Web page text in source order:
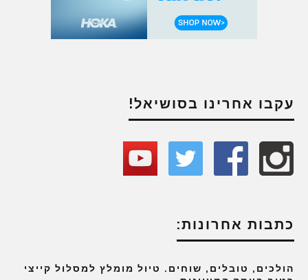
עקבו אחרינו בסושיאל!
כתבות אחרונות:
הולכים, טובלים, שוחים. טיול מומלץ למסלול קייצי